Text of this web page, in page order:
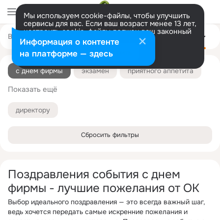
Мы используем cookie-файлы, чтобы улучшить
сервисы для вас. Если ваш возраст менее 13 лет,
настроить cookie-файлы должен ваш законный
представитель. Больше информации
Разрешить все Настроить
Поздравления события с днем
фирмы - лучшие пожелания от ОК
Выбор идеального поздравления — это всегда важный шаг,
ведь хочется передать самые искренние пожелания и
Все На свадьбу Ещё
с днем фирмы экзамен приятного аппетита
с беременностью
с днем организации
с победой
с получением диплома с получением паспорта
Показать ещё
директору
Сбросить фильтры
Информация о контенте
на платформе — здесь